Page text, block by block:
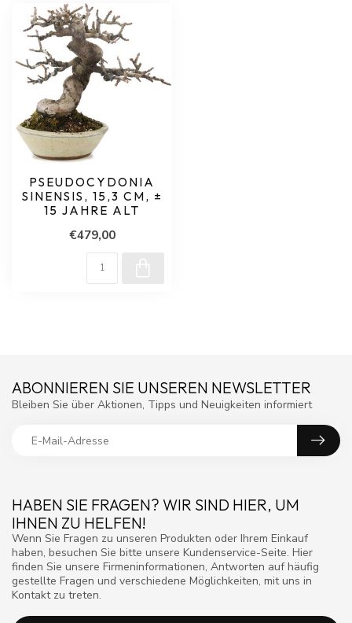
PSEUDOCYDONIA
SINENSIS, 15,3 CM, ±
15 JAHRE ALT
€479,00
HABEN SIE FRAGEN? WIR SIND HIER, UM
IHNEN ZU HELFEN!
Wenn Sie Fragen zu unseren Produkten oder Ihrem Einkauf
haben, besuchen Sie bitte unsere Kundenservice-Seite. Hier
finden Sie unsere Firmeninformationen, Antworten auf häufig
gestellte Fragen und verschiedene Möglichkeiten, mit uns in
Kontakt zu treten.
ABONNIEREN SIE UNSEREN NEWSLETTER
Bleiben Sie über Aktionen, Tipps und Neuigkeiten informiert